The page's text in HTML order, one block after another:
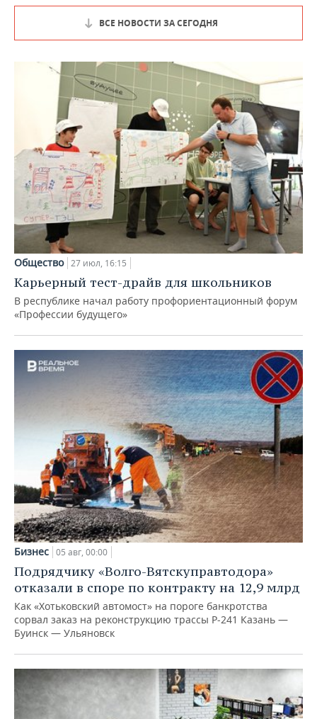
ВСЕ НОВОСТИ ЗА СЕГОДНЯ
Общество 27 июл, 16:15
Карьерный тест-драйв для школьников
В республике начал работу профориентационный форум
«Профессии будущего»
Бизнес 05 авг, 00:00
Подрядчику «Волго-Вятскуправтодора»
отказали в споре по контракту на 12,9 млрд
Как «Хотьковский автомост» на пороге банкротства
сорвал заказ на реконструкцию трассы Р‑241 Казань —
Буинск — Ульяновск